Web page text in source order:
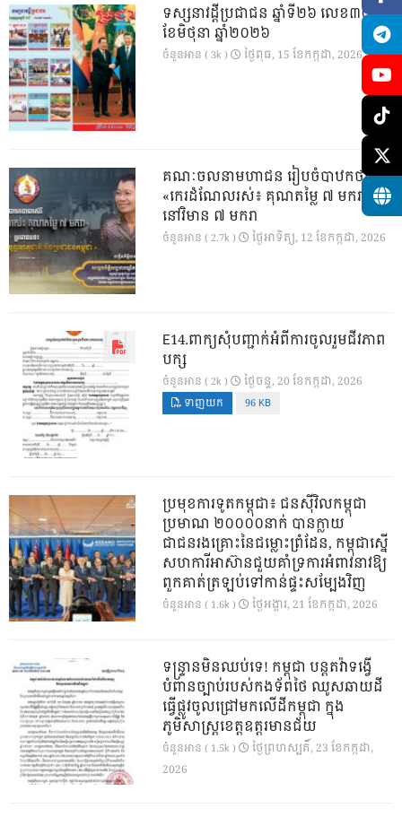
ទស្សនាវដ្ដីប្រជាជន ឆ្នាំទី២៦ លេខ៣០១
ខែមិថុនា ឆ្នាំ២០២៦
ចំនួនអាន ( 3k ) ថ្ងៃ​ពុធ, 15 ខែ​កក្កដា, 2026
គណៈចលនាមហាជន រៀបចំបាឋកថាស៊េរី
«កេរដំណែលរស់៖ គុណតម្លៃ ៧ មករា»
នៅវិមាន ៧ មករា
ចំនួនអាន ( 2.7k ) ថ្ងៃ​អាទិត្យ, 12 ខែ​កក្កដា, 2026
E14.ពាក្យសុំបញ្ជាក់អំពីការចូលរួមជីវភាព
បក្ស
ចំនួនអាន ( 2k ) ថ្ងៃ​ចន្ទ, 20 ខែ​កក្កដា, 2026
ទាញយក 96 KB
ប្រមុខការទូតកម្ពុជា៖ ជនស៊ីវិលកម្ពុជា
ប្រមាណ ២០០០០នាក់ បានក្លាយ
ជាជនរងគ្រោះនៃជម្លោះព្រំដែន, កម្ពុជាស្នើ
សហការីអាស៊ានជួយគាំទ្រការអំពាវនាវឱ្យ
ពួកគាត់ត្រឡប់ទៅកាន់ផ្ទះសម្បែងវិញ
ចំនួនអាន ( 1.6k ) ថ្ងៃ​អង្គារ, 21 ខែ​កក្កដា, 2026
ទន្ទ្រានមិនឈប់ទេ! កម្ពុជា បន្តតវ៉ាទង្វើ
បំពានច្បាប់របស់កងទ័ពថៃ ឈូសឆាយដី
ធ្វើផ្លូវចូលជ្រៅមកលើដីកម្ពុជា ក្នុង
ភូមិសាស្ត្រខេត្តឧត្តរមានជ័យ
ចំនួនអាន ( 1.5k )
ថ្ងៃ​ព្រហស្បតិ៍, 23 ខែ​កក្កដា,
2026